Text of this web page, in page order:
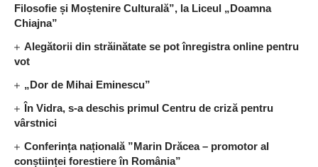
Filosofie și Moștenire Culturală”, la Liceul „Doamna
Chiajna”
Alegătorii din străinătate se pot înregistra online pentru
vot
„Dor de Mihai Eminescu”
În Vidra, s-a deschis primul Centru de criză pentru
vârstnici
Conferința națională ”Marin Drăcea – promotor al
conștiinței forestiere în România”